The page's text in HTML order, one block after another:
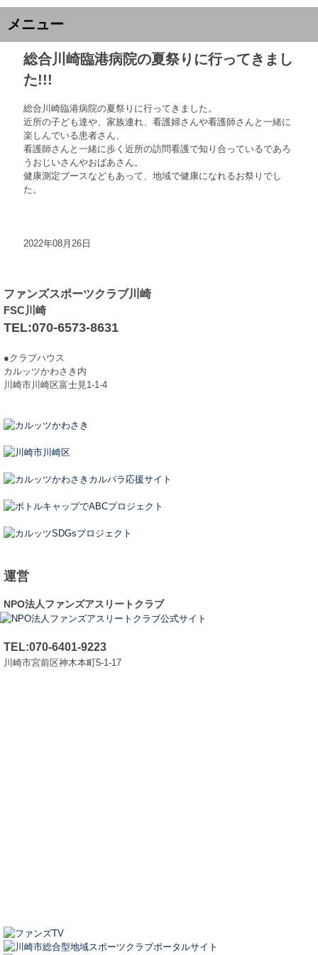
メニュー
総合川崎臨港病院の夏祭りに行ってきまし
た!!!
総合川崎臨港病院の夏祭りに行ってきました。
近所の子ども達や、家族連れ、看護婦さんや看護師さんと一緒に
楽しんでいる患者さん、
看護師さんと一緒に歩く近所の訪問看護で知り合っているであろ
うおじいさんやおばあさん。
健康測定ブースなどもあって、地域で健康になれるお祭りでし
た。
2022年08月26日
ファンズスポーツクラブ川崎
FSC川崎
TEL:070-6573-8631
●クラブハウス
カルッツかわさき内
川崎市川崎区富士見1-1-4
運営
NPO法人ファンズアスリートクラブ
TEL:070-6401-9223
川崎市宮前区神木本町5-1-17